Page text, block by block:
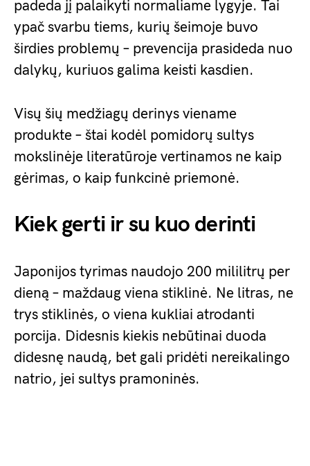
padeda jį palaikyti normaliame lygyje. Tai
ypač svarbu tiems, kurių šeimoje buvo
širdies problemų – prevencija prasideda nuo
dalykų, kuriuos galima keisti kasdien.
Visų šių medžiagų derinys viename
produkte – štai kodėl pomidorų sultys
mokslinėje literatūroje vertinamos ne kaip
gėrimas, o kaip funkcinė priemonė.
Kiek gerti ir su kuo derinti
Japonijos tyrimas naudojo 200 mililitrų per
dieną – maždaug viena stiklinė. Ne litras, ne
trys stiklinės, o viena kukliai atrodanti
porcija. Didesnis kiekis nebūtinai duoda
didesnę naudą, bet gali pridėti nereikalingo
natrio, jei sultys pramoninės.